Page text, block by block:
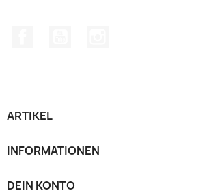
ARTIKEL
INFORMATIONEN
DEIN KONTO